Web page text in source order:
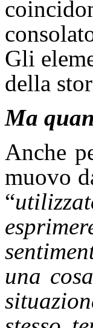
Gli
della
Ma
Anche
muovo
“
una